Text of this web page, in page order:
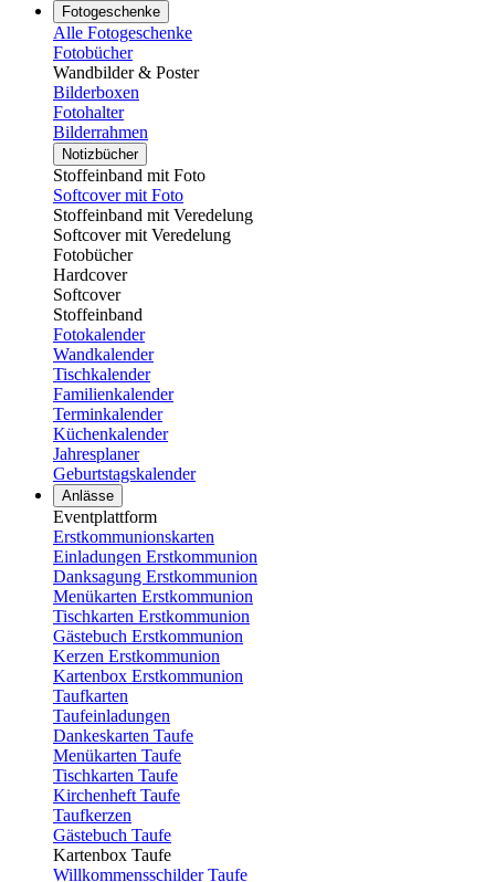
Fotogeschenke
Alle Fotogeschenke
Fotobücher
Wandbilder & Poster
Bilderboxen
Fotohalter
Bilderrahmen
Notizbücher
Stoffeinband mit Foto
Softcover mit Foto
Stoffeinband mit Veredelung
Softcover mit Veredelung
Fotobücher
Hardcover
Softcover
Stoffeinband
Fotokalender
Wandkalender
Tischkalender
Familienkalender
Terminkalender
Küchenkalender
Jahresplaner
Geburtstagskalender
Anlässe
Eventplattform
Erstkommunionskarten
Einladungen Erstkommunion
Danksagung Erstkommunion
Menükarten Erstkommunion
Tischkarten Erstkommunion
Gästebuch Erstkommunion
Kerzen Erstkommunion
Kartenbox Erstkommunion
Taufkarten
Taufeinladungen
Dankeskarten Taufe
Menükarten Taufe
Tischkarten Taufe
Kirchenheft Taufe
Taufkerzen
Gästebuch Taufe
Kartenbox Taufe
Willkommensschilder Taufe